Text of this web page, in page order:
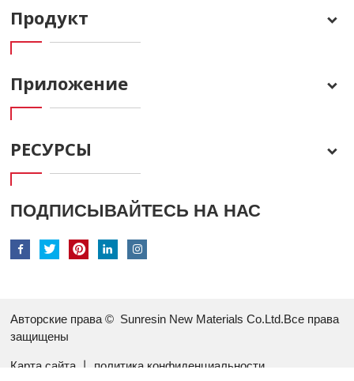
Продукт
Приложение
РЕСУРСЫ
ПОДПИСЫВАЙТЕСЬ НА НАС
Авторские права © Sunresin New Materials Co.Ltd.Все права
защищены
Карта сайта 丨 политика конфиденциальности